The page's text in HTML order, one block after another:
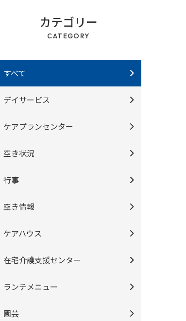
カテゴリー
CATEGORY
すべて
デイサービス
ケアプランセンター
空き状況
行事
空き情報
ケアハウス
在宅介護支援センター
ランチメニュー
園芸